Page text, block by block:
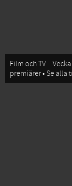
Film och TV –
premiärer • Se alla